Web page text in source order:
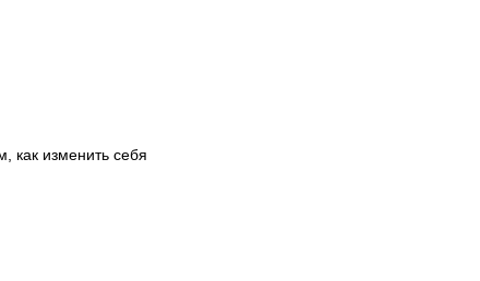
как изменить себя